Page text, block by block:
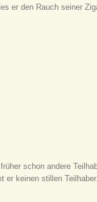
er den Rauch seiner
schon andere
er keinen stillen